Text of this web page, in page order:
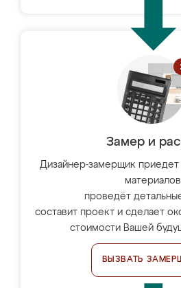
Замер и
Дизайнер-замерщик приедет
проведёт
составит проект и сделает
стоимости Вашей
ВЫЗВАТЬ